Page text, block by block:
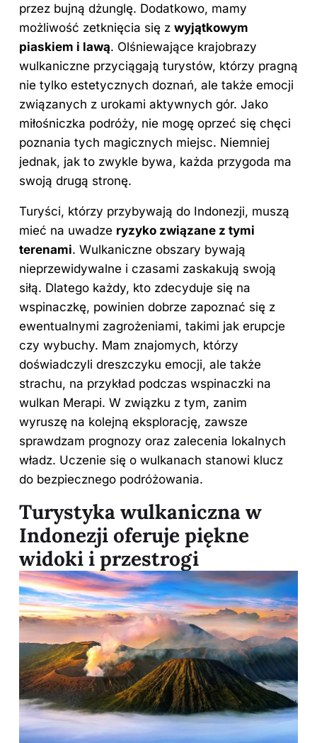
przez bujną dżunglę. Dodatkowo, mamy
możliwość zetknięcia się z wyjątkowym
piaskiem i lawą. Olśniewające krajobrazy
wulkaniczne przyciągają turystów, którzy pragną
nie tylko estetycznych doznań, ale także emocji
związanych z urokami aktywnych gór. Jako
miłośniczka podróży, nie mogę oprzeć się chęci
poznania tych magicznych miejsc. Niemniej
jednak, jak to zwykle bywa, każda przygoda ma
swoją drugą stronę.
Turyści, którzy przybywają do Indonezji, muszą
mieć na uwadze ryzyko związane z tymi
terenami. Wulkaniczne obszary bywają
nieprzewidywalne i czasami zaskakują swoją
siłą. Dlatego każdy, kto zdecyduje się na
wspinaczkę, powinien dobrze zapoznać się z
ewentualnymi zagrożeniami, takimi jak erupcje
czy wybuchy. Mam znajomych, którzy
doświadczyli dreszczyku emocji, ale także
strachu, na przykład podczas wspinaczki na
wulkan Merapi. W związku z tym, zanim
wyruszę na kolejną eksplorację, zawsze
sprawdzam prognozy oraz zalecenia lokalnych
władz. Uczenie się o wulkanach stanowi klucz
do bezpiecznego podróżowania.
Turystyka wulkaniczna w
Indonezji oferuje piękne
widoki i przestrogi